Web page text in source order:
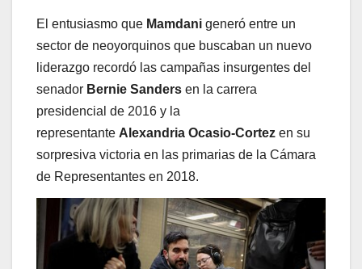
El entusiasmo que Mamdani generó entre un
sector de neoyorquinos que buscaban un nuevo
liderazgo recordó las campañas insurgentes del
senador Bernie Sanders en la carrera
presidencial de 2016 y la
representante Alexandria Ocasio-Cortez en su
sorpresiva victoria en las primarias de la Cámara
de Representantes en 2018.